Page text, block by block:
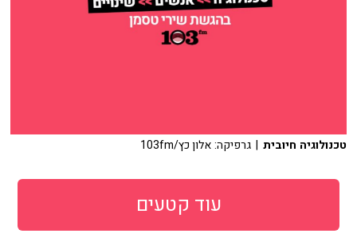
טכנולוגיה חיובית | גרפיקה: אלון כץ/103fm
עוד קטעים